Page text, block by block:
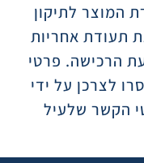
המוצר לתיקון
תעודת אחריות
הרכישה. פרטי
לצרכן על ידי
הקשר שלעיל